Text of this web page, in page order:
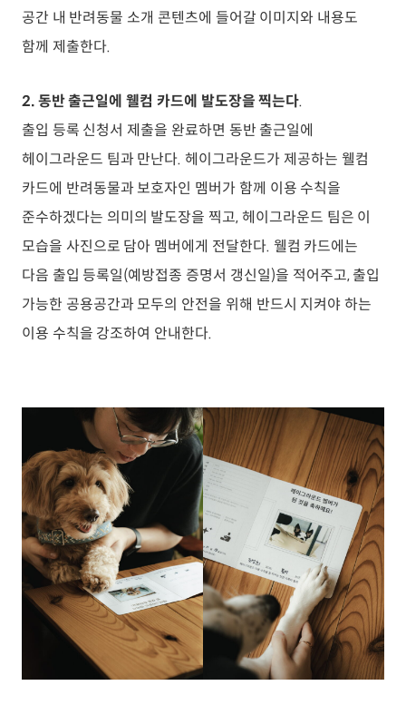
공간 내 반려동물 소개 콘텐츠에 들어갈 이미지와 내용도
함께 제출한다.
2. 동반 출근일에 웰컴 카드에 발도장을 찍는다.
출입 등록 신청서 제출을 완료하면 동반 출근일에
헤이그라운드 팀과 만난다. 헤이그라운드가 제공하는 웰컴
카드에 반려동물과 보호자인 멤버가 함께 이용 수칙을
준수하겠다는 의미의 발도장을 찍고, 헤이그라운드 팀은 이
모습을 사진으로 담아 멤버에게 전달한다. 웰컴 카드에는
다음 출입 등록일(예방접종 증명서 갱신일)을 적어주고, 출입
가능한 공용공간과 모두의 안전을 위해 반드시 지켜야 하는
이용 수칙을 강조하여 안내한다.